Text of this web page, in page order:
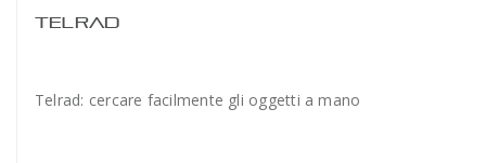
TELRAD
Telrad: cercare facilmente gli oggetti a mano